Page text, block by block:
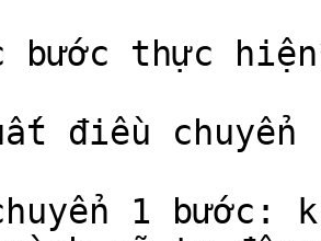
bước thực
điều
1 bước: